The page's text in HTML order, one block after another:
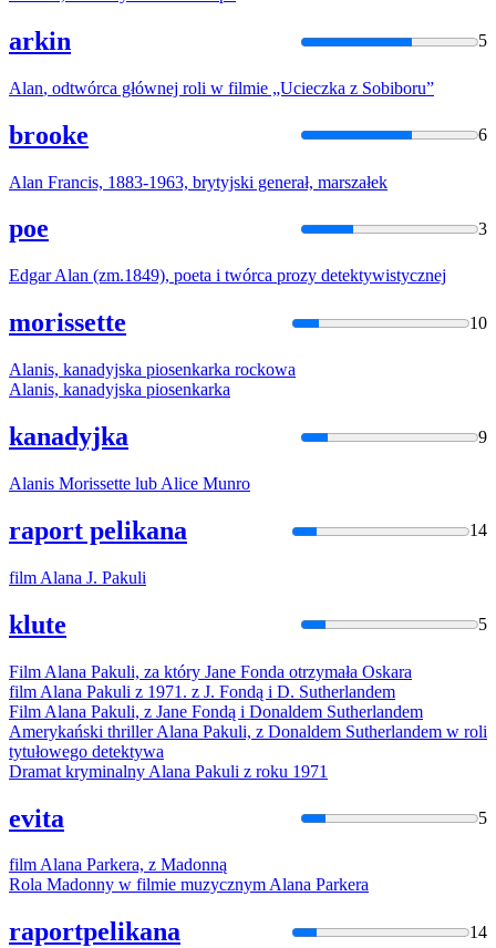
arkin 5
Alan, odtwórca głównej roli w filmie „Ucieczka z Sobiboru”
brooke 6
Alan Francis, 1883-1963, brytyjski generał, marszałek
poe 3
EdgarAlan (zm.1849), poeta i twórca prozy detektywistycznej
morissette 10
Alanis, kanadyjska piosenkarka rockowa
Alanis, kanadyjska piosenkarka
kanadyjka 9
Alanis Morissette lub Alice Munro
raport pelikana 14
film Alana J. Pakuli
klute 5
Film Alana Pakuli, za który Jane Fonda otrzymała Oskara
film Alana Pakuli z 1971. z J. Fondą i D. Sutherlandem
Film Alana Pakuli, z Jane Fondą i Donaldem Sutherlandem
Amerykański thrillerAlana Pakuli, z Donaldem Sutherlandem w roli
tytułowego detektywa
Dramat kryminalny Alana Pakuli z roku 1971
evita 5
filmAlana Parkera, z Madonną
Rola Madonny w filmie muzycznymAlana Parkera
raportpelikana 14